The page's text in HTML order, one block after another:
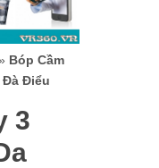
Bóp Cầm
Đà Điểu
3